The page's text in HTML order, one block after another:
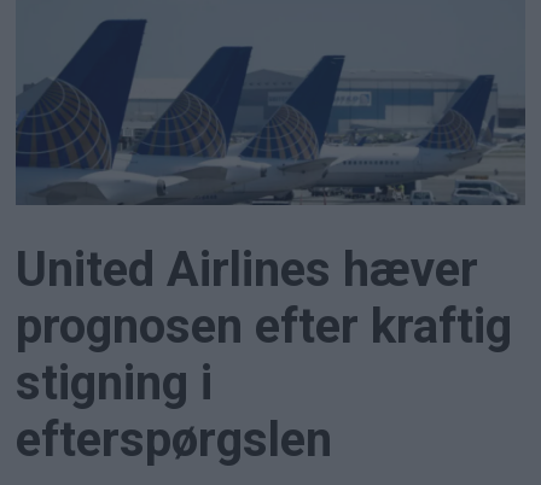
United Airlines hæver
prognosen efter kraftig
stigning i
efterspørgslen